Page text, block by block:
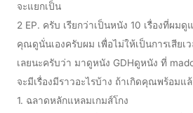
จะแยกเป็น
2 EP. ครับ เรียกว่าเป็นหนัง 10 เรื่องที่ผม
คุณดูนั่นเองครับผม เพื่อไม่ให้เป็นการเสียเ
เลยนะครับว่า มาดูหนัง GDHดูหนัง ที่
จะมีเรื่องมีราวอะไรบ้าง ถ้าเกิดคุณพร้อมแ
1. ฉลาดหลักแหลมเกมส์โกง